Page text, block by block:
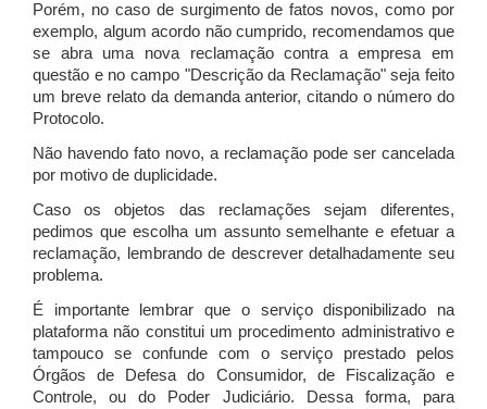
Porém, no caso de surgimento de fatos novos, como por
exemplo, algum acordo não cumprido, recomendamos que
se abra uma nova reclamação contra a empresa em
questão e no campo "Descrição da Reclamação" seja feito
um breve relato da demanda anterior, citando o número do
Protocolo.
Não havendo fato novo, a reclamação pode ser cancelada
por motivo de duplicidade.
Caso os objetos das reclamações sejam diferentes,
pedimos que escolha um assunto semelhante e efetuar a
reclamação, lembrando de descrever detalhadamente seu
problema.
É importante lembrar que o serviço disponibilizado na
plataforma não constitui um procedimento administrativo e
tampouco se confunde com o serviço prestado pelos
Órgãos de Defesa do Consumidor, de Fiscalização e
Controle, ou do Poder Judiciário. Dessa forma, para